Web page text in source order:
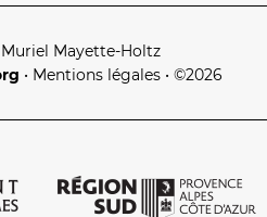
Mayette‑Holtz
• Mentions légales • ©2026